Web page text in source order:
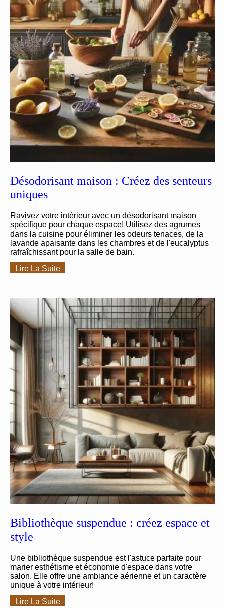
Désodorisant maison : Créez des senteurs
uniques
Ravivez votre intérieur avec un désodorisant maison
spécifique pour chaque espace! Utilisez des agrumes
dans la cuisine pour éliminer les odeurs tenaces, de la
lavande apaisante dans les chambres et de l'eucalyptus
rafraîchissant pour la salle de bain.
Lire La Suite
Bibliothèque suspendue : créez espace et
style
Une bibliothèque suspendue est l'astuce parfaite pour
marier esthétisme et économie d'espace dans votre
salon. Elle offre une ambiance aérienne et un caractère
unique à votre intérieur!
Lire La Suite